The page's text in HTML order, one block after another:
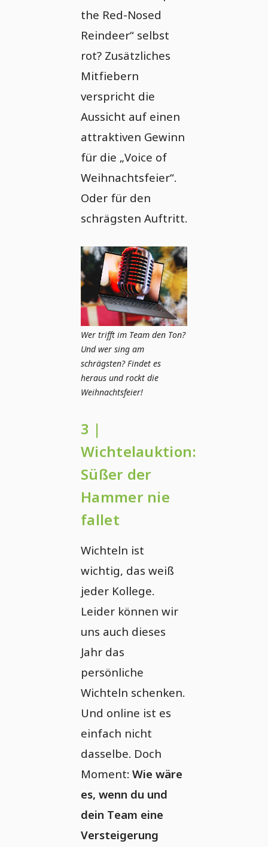
the Red-Nosed
Reindeer“ selbst
rot? Zusätzliches
Mitfiebern
verspricht die
Aussicht auf einen
attraktiven Gewinn
für die „Voice of
Weihnachtsfeier“.
Oder für den
schrägsten Auftritt.
Wer trifft im Team den Ton?
Und wer sing am
schrägsten? Findet es
heraus und rockt die
Weihnachtsfeier!
3 |
Wichtelauktion:
Süßer der
Hammer nie
fallet
Wichteln ist
wichtig, das weiß
jeder Kollege.
Leider können wir
uns auch dieses
Jahr das
persönliche
Wichteln schenken.
Und online ist es
einfach nicht
dasselbe. Doch
Moment: Wie wäre
es, wenn du und
dein Team eine
Versteigerung